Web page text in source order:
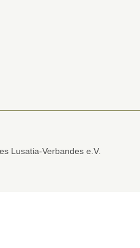
Lusatia-Verbandes e.V.